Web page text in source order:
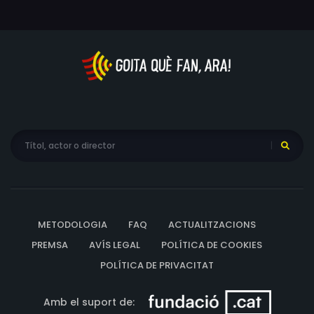
METODOLOGIA FAQ
ACTUALITZACIONS
PREMSA
AVÍS LEGAL
POLÍTICA DE COOKIES
POLÍTICA DE PRIVACITAT
Amb el suport de: